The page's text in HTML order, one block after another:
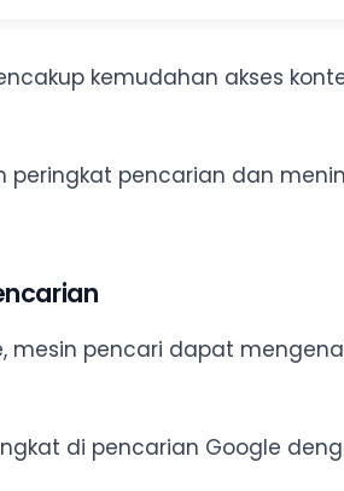
kemudahan akses
pencarian dan
mesin pencari dapat
di pencarian Google